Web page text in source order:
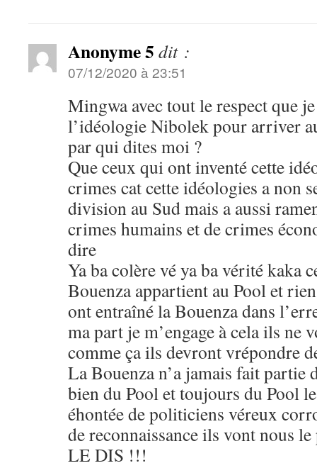
Anonyme 5 dit :
07/12/2020 à 23:51
Mingwa avec tout le respect que
l’idéologie Nibolek pour arriver
par qui dites moi ?
Que ceux qui ont inventé cette
crimes cat cette idéologies a non
division au Sud mais a aussi
crimes humains et de crimes
dire
Ya ba colère vé ya ba vérité kaka
Bouenza appartient au Pool et
ont entraîné la Bouenza dans
ma part je m’engage à cela ils ne
comme ça ils devront vrépondre
La Bouenza n’a jamais fait partie
bien du Pool et toujours du Pool
éhontée de politiciens véreux
de reconnaissance ils vont nous
LE DIS !!!